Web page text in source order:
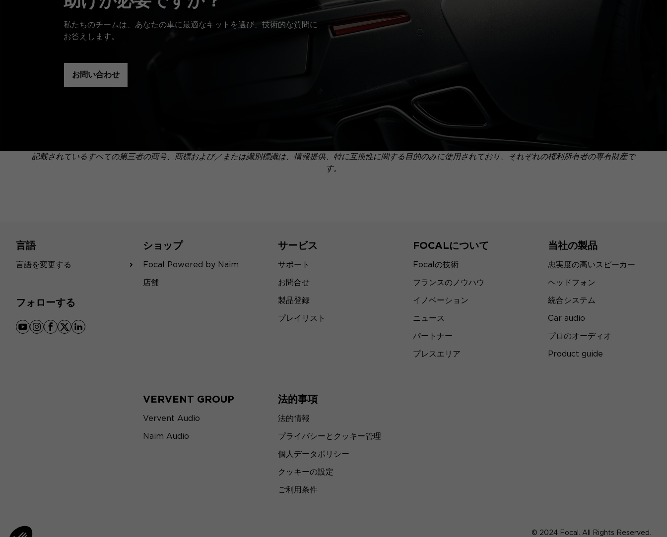
私たちのチームは、あなたの車に最適なキットを選び、技術的な質問に
お答えします。
お問い合わせ
記載されているすべての第三者の商号、商標および／または識別標識は、情報提供、特に互換性に関する目的のみに使用されており、それぞれの権利所有者の専有財産で
す。
言語
言語を変更する
フォローする
youtube
instagram
facebook
x linkedin
ショップ
Focal Powered by Naim
店舗
サービス
サポート
お問合せ
製品登録
プレイリスト
FOCALについて
Focalの技術
フランスのノウハウ
イノベーション
ニュース
パートナー
プレスエリア
当社の製品
忠実度の高いスピーカー
ヘッドフォン
統合システム
Car audio
プロのオーディオ
Product guide
VERVENT GROUP
Vervent Audio
Naim Audio
法的事項
法的情報
プライバシーとクッキー管理
個人データポリシー
クッキーの設定
ご利用条件
© 2024 Focal. All Rights Reserved.